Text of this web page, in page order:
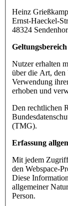
Heinz Grießkamp
Ernst-Haeckel-
48324
Geltungsbereich
Nutzer erhalten
über die Art,
Verwendung
erhoben und
Den rechtlichen
(TMG).
Erfassung
Mit jedem
den Webspace-
Diese
allgemeiner
Person.